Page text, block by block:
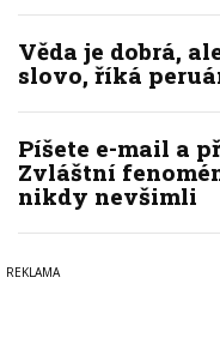
Věda je dobrá,
slovo, říká
Píšete e-mail a
Zvláštní
nikdy nevšimli